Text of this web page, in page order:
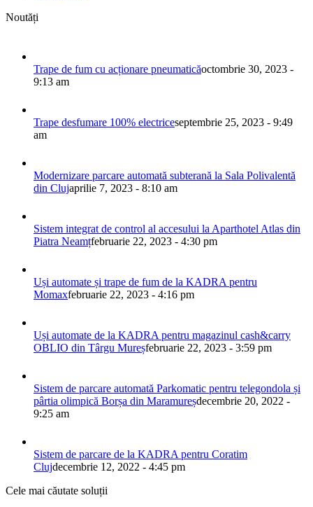
Noutăți
Trape de fum cu acționare pneumaticăoctombrie 30, 2023 -
9:13 am
Trape desfumare 100% electriceseptembrie 25, 2023 - 9:49
am
Modernizare parcare automată subterană la Sala Polivalentă
din Clujaprilie 7, 2023 - 8:10 am
Sistem integrat de control al accesului la Aparthotel Atlas din
Piatra Neamțfebruarie 22, 2023 - 4:30 pm
Uși automate și trape de fum de la KADRA pentru
Momaxfebruarie 22, 2023 - 4:16 pm
Uși automate de la KADRA pentru magazinul cash&carry
OBLIO din Târgu Mureșfebruarie 22, 2023 - 3:59 pm
Sistem de parcare automată Parkomatic pentru telegondola și
pârtia olimpică Borșa din Maramureșdecembrie 20, 2022 -
9:25 am
Sistem de parcare de la KADRA pentru Coratim
Clujdecembrie 12, 2022 - 4:45 pm
Cele mai căutate soluții